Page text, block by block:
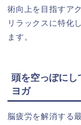
術向上を目指すア
リラックスに特化
ます。
頭を空っぽにし
ヨガ
脳疲労を解消する